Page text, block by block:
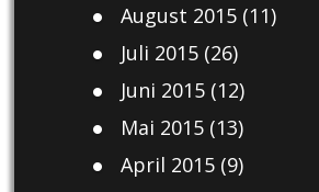
August 2015(11)
Juli 2015(26)
Juni 2015(12)
Mai 2015(13)
April 2015(9)